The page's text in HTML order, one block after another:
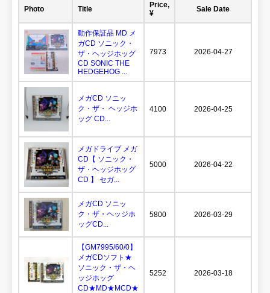
Photo Title
Price,
¥
Sale Date
動作保証品 MD メ
ガCD ソニック・
ザ・ヘッジホッグ
CD SONIC THE
HEDGEHOG ...
7973 2026-04-27
メガCD ソニッ
ク・ザ・ ヘッジホ
ッグ CD...
4100 2026-04-25
メガドライブ メガ
CD【 ソニック・
ザ・ヘッジホッグ
CD 】 セガ...
5000 2026-04-22
メガCD ソニッ
ク・ザ・ヘッジホ
ッグCD...
5800 2026-03-29
【GM7995/60/0】
メガCDソフト★
ソニック・ザ・ヘ
ッジホッグ
CD★MD★MCD★
5252 2026-03-18